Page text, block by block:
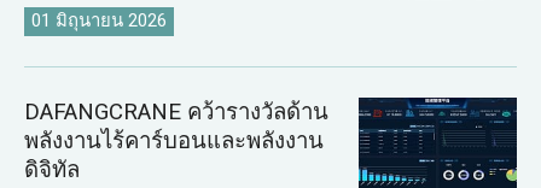
01 มิถุนายน 2026
DAFANGCRANE คว้ารางวัลด้าน
พลังงานไร้คาร์บอนและพลังงาน
ดิจิทัล